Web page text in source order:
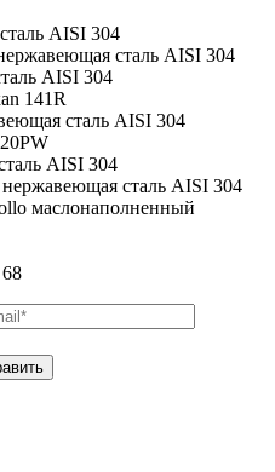
AISI 304
сталь AISI 304
AISI 304
141R
сталь AISI 304
AISI 304
сталь AISI 304
маслонаполненный